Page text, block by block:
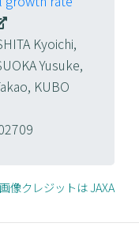
Kyoichi,
Yusuke,
KUBO
像クレジットは JAXA